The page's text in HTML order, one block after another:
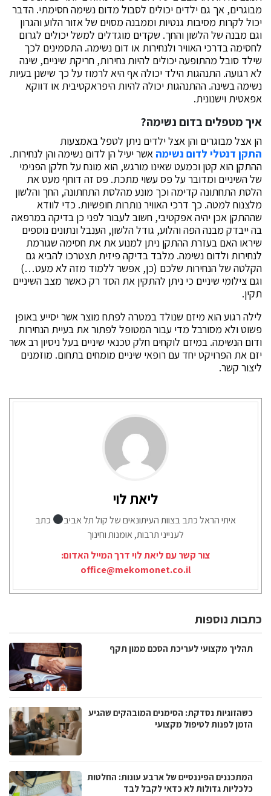
מבוגרים, אך גם ילדים יכולים לסבול מדום נשימה חסימתי. הדבר
יכול לקרות מסיבות גנטיות וממבנה מסוים של אזור הלוע והגרון
וגם מבנה של הלשון והחך. שקדים מוגדלים למשל יכולים לגרום
לחסימה בדרכי האוויר ולנחירות או דום נשימה. התסמינים לכך
שילד סובל מהתופעה יכולים להיות נחירות, חריקת שיניים, שינה
לא רגועה. התנהגות הילד יכולה אף היא לרמוז על כך שישנן בעיות
נשימה בשינה. ההתנהגות יכולה להיות היפראקטיבית או דווקא
אפאטית וישנונית.
איך מטפלים בדום נשימה?
הן אצל מבוגרים והן אצל ילדים ניתן לטפל באמצעות
התקן דנטלי לדום נשימה אשר יעיל הן לדום נשימה והן לנחירות.
ההתקן הוא קטן וכמעט שאינו מורגש, הוא מונח על חלקן הפנימי
של השיניים ומדובר על פס עשוי מתכת. פס זה דוחף מעט את
הלסת התחתונה קדימה וכך מונע מהלסת התחתונה, החך והלשון
מלצנוח למטה. כך דרכי האוויר נותרות חופשיות. כדי לוודא
שההתקן אכן יהיה אפקטיבי, חשוב לעבור לפני כן בדיקה במרפאה
בה ייבדק מבנה הפה והלוע, גודל הלשון, הענבל ונתונים נוספים
שיראו האם בעזרת ההתקן ניתן למנוע את את חסימה שגורמת
לנחירות ולדום נשימה. מלבד בדיקה פיזית תצטרכו להביא גם
הקלטה של הנחירות שלכם (כן, אפשר ללמוד מזה לא מעט…)
וגם צילומי שיניים כי ניתן להתקין את הסד רק כאשר מצב השיניים
תקין.
לילה רגוע הוא מיזם שנולד במטרה לפתח מוצר אשר יסייע באופן
פשוט ולא מסורבל מדי עבור המטופל לפתור את בעיית הנחירות
ודום הנשימה. במיזם לוקחים חלק טכנאי שיניים בעל ניסיון רב אשר
יזם את הפרויקט יחד עם רופאי שיניים מומחים בתחום. מוזמנים
ליצור קשר.
ליאת לוי
איתי הראל כתב בצוות העיתונאים של קול תל אביב
כתב
לענייני תרבות, אומנות וחינוך
צור קשר עם ליאת לוי דרך המייל האדום:
office@mekomonet.co.il
כתבות נוספות
תהליך מקצועי לעריכת הסכם ממון תקף
כשהזוגיות נסדקת: הסימנים המובהקים שהגיע
הזמן לפנות לטיפול מקצועי
המתכננים הפיננסיים של ארבע עונות: החלטות
כלכליות גדולות לא כדאי לקבל לבד